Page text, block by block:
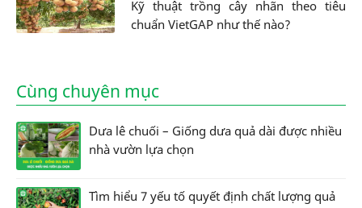
Kỹ thuật trồng cây nhãn theo tiêu
chuẩn VietGAP như thế nào?
Cùng chuyên mục
Dưa lê chuối – Giống dưa quả dài được nhiều
nhà vườn lựa chọn
Tìm hiểu 7 yếu tố quyết định chất lượng quả